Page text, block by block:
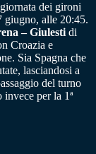
dei gironi
giugno, alle 20:45.
– Giulesti di
Croazia e
Sia Spagna che
lasciandosi a
del turno
per la 1ª